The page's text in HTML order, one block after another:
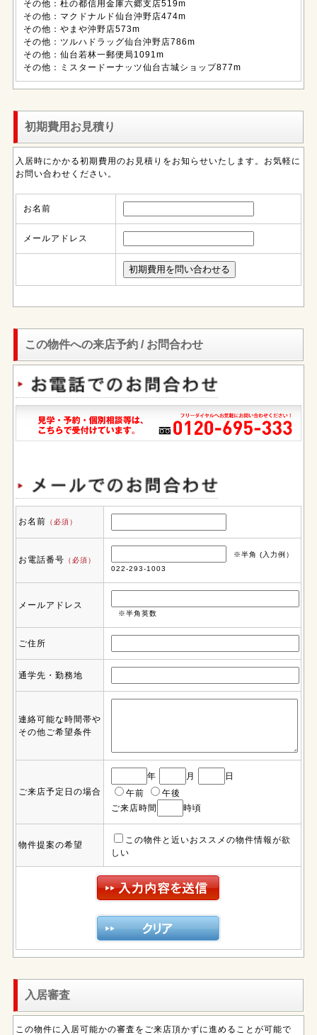
その他：杜の都信用金庫六郷支店519m
その他：マクドナルド仙台沖野店474m
その他：やまや沖野店573m
その他：ツルハドラッグ仙台沖野店786m
その他：仙台若林一郵便局1091m
その他：ミスタードーナッツ仙台古城ショップ877m
初期費用お見積り
入居時にかかる初期費用のお見積りをお知らせいたします。お気軽に
お問い合わせください。
お名前
メールアドレス
この物件への来店予約 / お問合わせ
お名前 （必須）
お電話番号 （必須）
※半角 (入力例）
022-293-1003
メールアドレス
※半角英数
ご住所
通学先・勤務地
連絡可能な時間帯や
その他ご希望条件
ご来店予定日の場合
年 月
日
午前
午後
ご来店時間
時頃
物件提案の希望
この物件と近いおススメの物件情報が欲
しい
入居審査
この物件に入居可能かの審査をご来店頂かずに進めることが可能で